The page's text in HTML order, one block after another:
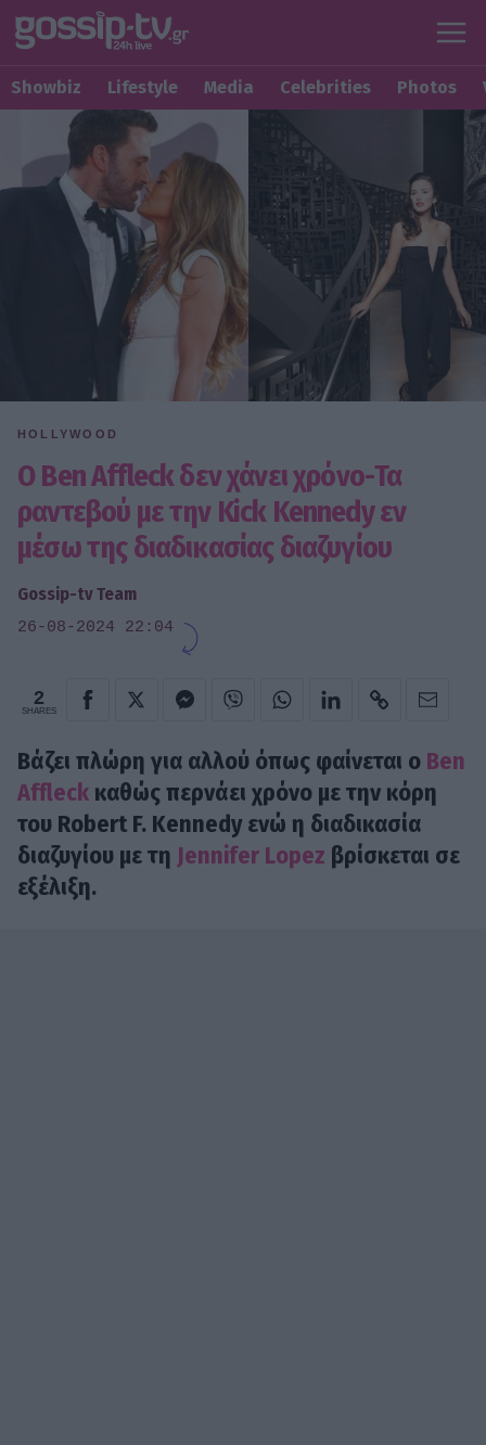
Showbiz Lifestyle Media Celebrities Photos
HOLLYWOOD
Ο Ben Affleck δεν χάνει χρόνο-Τα
ραντεβού με την Kick Kennedy εν
μέσω της διαδικασίας διαζυγίου
Gossip-tv Team
26-08-2024 22:04
2
SHARES
Βάζει πλώρη για αλλού όπως φαίνεται ο Ben
Affleck καθώς περνάει χρόνο με την κόρη
του Robert F. Kennedy ενώ η διαδικασία
διαζυγίου με τη Jennifer Lopez βρίσκεται σε
εξέλιξη.